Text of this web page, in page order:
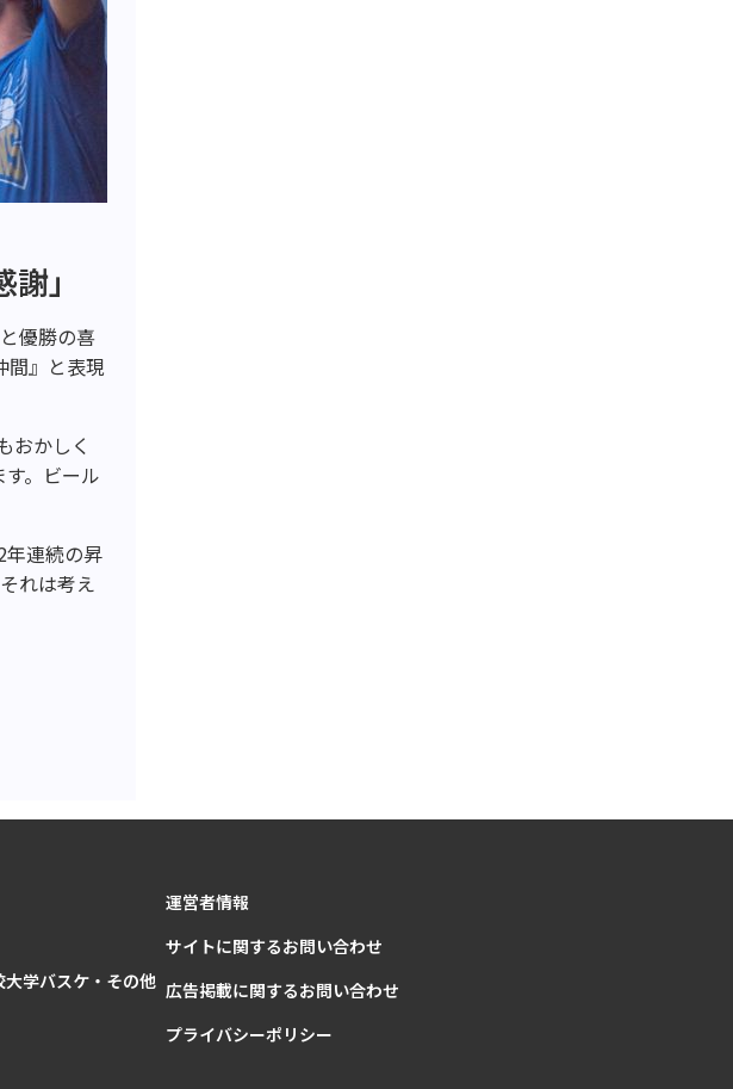
」
優勝の喜
間』と表現
おかしく
。ビール
年連続の昇
れは考え
大学バスケ・その他
運営者情報
サイトに関するお問い合わせ
広告掲載に関するお問い合わせ
プライバシーポリシー